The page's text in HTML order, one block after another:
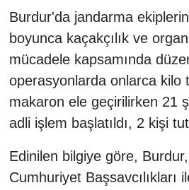
Burdur'da jandarma
boyunca kaçakçılık ve
mücadele kapsamında
operasyonlarda onlarca kilo
makaron ele geçirilirken 21
adli işlem başlatıldı, 2 kişi
Edinilen bilgiye göre,
Cumhuriyet Başsavcılıkları